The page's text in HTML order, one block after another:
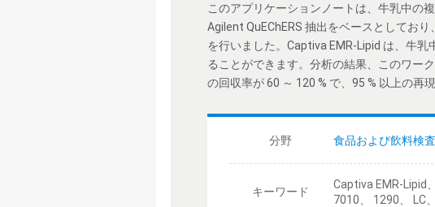
このアプリケーションノートは、牛乳中の
Agilent QuEChERS 抽出をベースとしてお
を行いました。Captiva EMR-Lipid は、牛
ることができます。分析の結果、このワー
の回収率が 60 ～ 120 % で、95 % 以上の再
分野 食品および飲料検査
キーワード
Captiva EMR-Lipid
7010、 1290、 LC